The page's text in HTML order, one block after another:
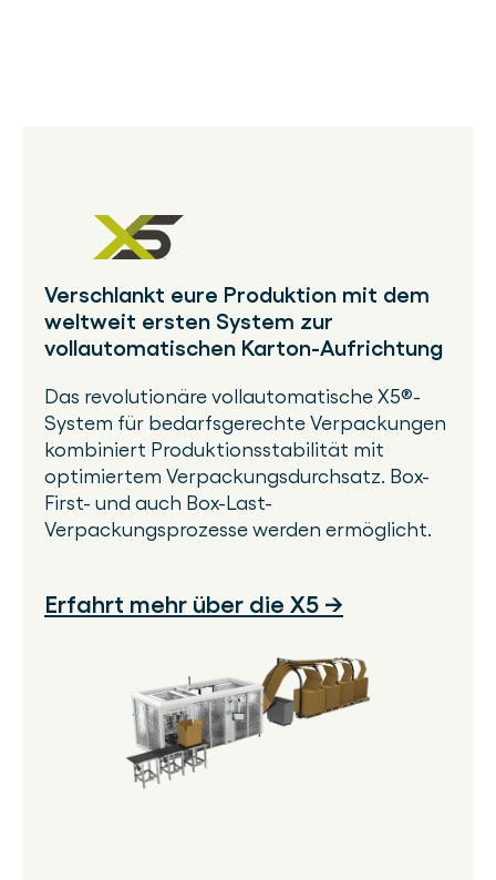
Verschlankt eure Produktion mit dem
weltweit ersten System zur
vollautomatischen Karton-Aufrichtung
Das revolutionäre vollautomatische X5®-
System für bedarfsgerechte Verpackungen
kombiniert Produktionsstabilität mit
optimiertem Verpackungsdurchsatz. Box-
First- und auch Box-Last-
Verpackungsprozesse werden ermöglicht.
Erfahrt mehr über die X5 →